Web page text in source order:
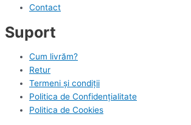
Contact
Suport
Cum livrăm?
Retur
Termeni și condiții
Politica de Confidențialitate
Politica de Cookies